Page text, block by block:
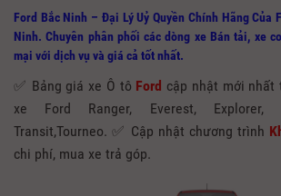
Ford Bắc Ninh – Đại Lý Uỷ Quyền Chính Hãng Của
Ninh. Chuyên phân phối các dòng xe Bán tải, xe
mại với dịch vụ và giá cả tốt nhất.
✅ Bảng giá xe Ô tô Ford cập nhật mới nhất
xe Ford Ranger, Everest, Explorer,
Transit,Tourneo. ✅ Cập nhật chương trình
chi phí, mua xe trả góp.